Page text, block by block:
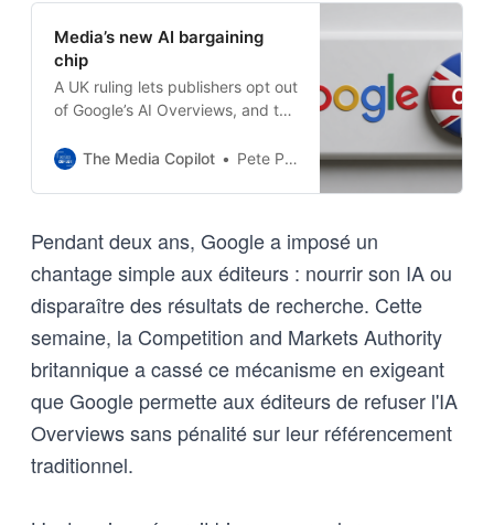
Media’s new AI bargaining
chip
A UK ruling lets publishers opt out
of Google’s AI Overviews, and the
Sitecore buys into GEO and
The Media Copilot Pete Pachal
Pendant deux ans, Google a imposé un
chantage simple aux éditeurs : nourrir son IA ou
disparaître des résultats de recherche. Cette
semaine, la Competition and Markets Authority
britannique a cassé ce mécanisme en exigeant
que Google permette aux éditeurs de refuser l'IA
Overviews sans pénalité sur leur référencement
traditionnel.